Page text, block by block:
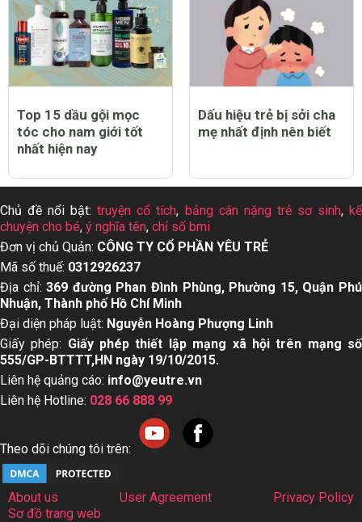
Top 15 dầu gội mọc
tóc cho nam giới tốt
nhất hiện nay
Dấu hiệu trẻ bị sởi cha
mẹ nhất định nên biết
Chủ đề nổi bật:truyện cổ tích, bảng cân nặng trẻ sơ sinh, kể
chuyện cho bé, ý nghĩa tên, chỉ số bmi
Đơn vị chủ Quản: CÔNG TY CỔ PHẦN YÊU TRẺ
Mã số thuế: 0312926237
Địa chỉ:369 đường Phan Đình Phùng, Phường 15, Quận Phú
Nhuận, Thành phố Hồ Chí Minh
Đại diện pháp luật: Nguyễn Hoàng Phượng Linh
Giấy phép: Giấy phép thiết lập mạng xã hội trên mạng số
555/GP-BTTTT,HN ngày 19/10/2015.
Liên hệ quảng cáo: info@yeutre.vn
Liên hệ Hotline: 028 66 888 99
Theo dõi chúng tôi trên:
About us User Agreement
Privacy Policy
Sơ đồ trang web